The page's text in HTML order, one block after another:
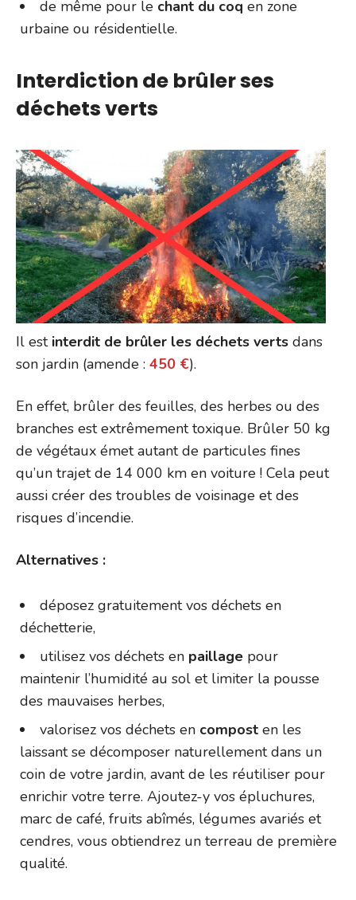
de même pour le chant du coq en zone
urbaine ou résidentielle.
Interdiction de brûler ses
déchets verts
Il estinterdit de brûler les déchets verts dans
son jardin (amende : 450 €).
En effet, brûler des feuilles, des herbes ou des
branches est extrêmement toxique. Brûler 50 kg
de végétaux émet autant de particules fines
qu’un trajet de 14 000 km en voiture ! Cela peut
aussi créer des troubles de voisinage et des
risques d’incendie.
Alternatives :
déposez gratuitement vos déchets en
déchetterie,
utilisez vos déchets en paillage pour
maintenir l’humidité au sol et limiter la pousse
des mauvaises herbes,
valorisez vos déchets en compost en les
laissant se décomposer naturellement dans un
coin de votre jardin, avant de les réutiliser pour
enrichir votre terre. Ajoutez-y vos épluchures,
marc de café, fruits abîmés, légumes avariés et
cendres, vous obtiendrez un terreau de première
qualité.